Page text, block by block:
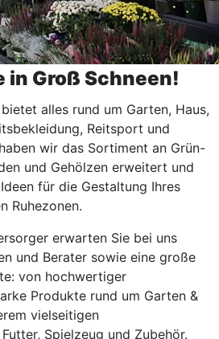
in Groß Schneen!
alles rund um Garten, Haus,
Reitsport und
wir das Sortiment an Grün-
und Gehölzen erweitert und
für die Gestaltung Ihres
Ruhezonen.
erwarten Sie bei uns
und Berater sowie eine große
von hochwertiger
Produkte rund um Garten &
vielseitigen
Spielzeug und Zubehör.